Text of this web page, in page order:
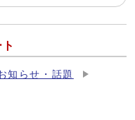
知らせ・話題